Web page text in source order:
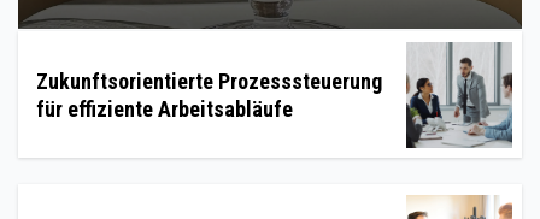
Zukunftsorientierte Prozesssteuerung
für effiziente Arbeitsabläufe